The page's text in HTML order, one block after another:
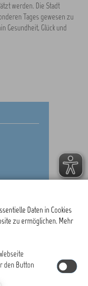
werden. Die Stadt
Tages gewesen zu
Gesundheit, Glück und
Daten in Cookies
zu ermöglichen. Mehr
den Button